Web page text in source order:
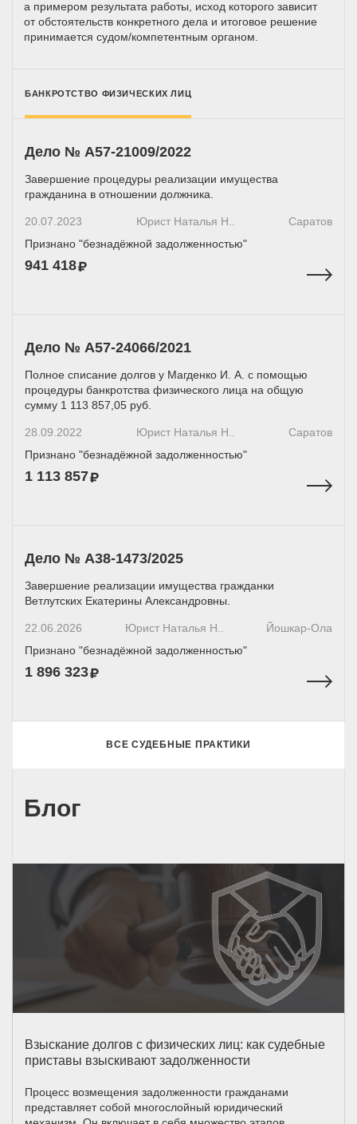
а примером результата работы, исход которого зависит
от обстоятельств конкретного дела и итоговое решение
принимается судом/компетентным органом.
БАНКРОТСТВО ФИЗИЧЕСКИХ ЛИЦ
Дело № А57-21009/2022
Завершение процедуры реализации имущества
гражданина в отношении должника.
20.07.2023 Юрист Наталья Н..
Саратов
Признано "безнадёжной задолженностью"
941 418
Дело № А57-24066/2021
Полное списание долгов у Магденко И. А. с помощью
процедуры банкротства физического лица на общую
сумму 1 113 857,05 руб.
28.09.2022 Юрист Наталья Н..
Саратов
Признано "безнадёжной задолженностью"
1 113 857
Дело № А38-1473/2025
Завершение реализации имущества гражданки
Ветлутских Екатерины Александровны.
22.06.2026 Юрист Наталья Н..
Йошкар-Ола
Признано "безнадёжной задолженностью"
1 896 323
ВСЕ СУДЕБНЫЕ ПРАКТИКИ
Блог
Взыскание долгов с физических лиц: как судебные
приставы взыскивают задолженности
Процесс возмещения задолженности гражданами
представляет собой многослойный юридический